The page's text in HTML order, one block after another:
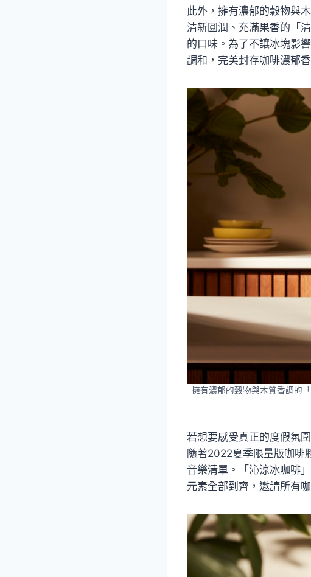
此外，擁有濃郁的穀物與
清新圓潤、充滿果香的「
的口味。為了不讓冰塊影
調和，完美封存咖啡濃郁
擁有濃郁的穀物與木質香調的
若想要感受真正的度假氛
隨著2022夏季限量版咖啡
音樂清單。「沁涼冰咖啡
元素全部到齊，邀請所有